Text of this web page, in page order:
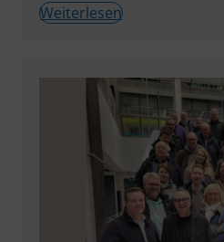
Weiterlesen